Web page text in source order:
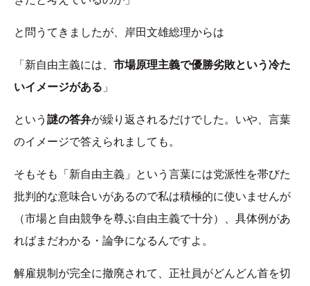
と問うてきましたが、岸田文雄総理からは
「新自由主義には、 市場原理主義で優勝劣敗という冷た
いイメージがある 」
という 謎の答弁が繰り返されるだけでした。いや、言葉
のイメージで答えられましても。
そもそも「新自由主義」という言葉には党派性を帯びた
批判的な意味合いがあるので私は積極的に使いませんが
（市場と自由競争を尊ぶ自由主義で十分）、具体例があ
ればまだわかる・論争になるんですよ。
解雇規制が完全に撤廃されて、正社員がどんどん首を切